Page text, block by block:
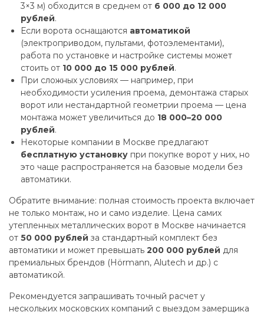
3×3 м) обходится в среднем от 6 000 до 12 000
рублей.
Если ворота оснащаются автоматикой
(электроприводом, пультами, фотоэлементами),
работа по установке и настройке системы может
стоить от 10 000 до 15 000 рублей.
При сложных условиях — например, при
необходимости усиления проема, демонтажа старых
ворот или нестандартной геометрии проема — цена
монтажа может увеличиться до 18 000–20 000
рублей.
Некоторые компании в Москве предлагают
бесплатную установку при покупке ворот у них, но
это чаще распространяется на базовые модели без
автоматики.
Обратите внимание: полная стоимость проекта включает
не только монтаж, но и само изделие. Цена самих
утепленных металлических ворот в Москве начинается
от 50 000 рублей за стандартный комплект без
автоматики и может превышать 200 000 рублей для
премиальных брендов (Hörmann, Alutech и др.) с
автоматикой.
Рекомендуется запрашивать точный расчет у
нескольких московских компаний с выездом замерщика